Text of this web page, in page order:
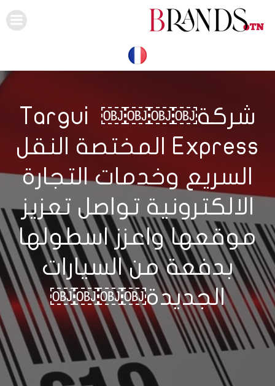
شركة￼￼￼￼ Targui
Express المختصة النقل
السريع وخدمات التجارة
الالكترونية تواصل تعزيز
موقعها واعزز اسطولها
بدفعة من السيارات
الجديدة￼￼￼￼